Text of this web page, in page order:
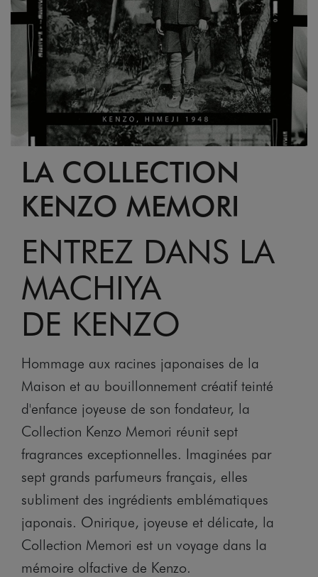
LA COLLECTION
KENZO MEMORI
ENTREZ DANS LA
MACHIYA
DE KENZO
Hommage aux racines japonaises de la
Maison et au bouillonnement créatif teinté
d'enfance joyeuse de son fondateur, la
Collection Kenzo Memori réunit sept
fragrances exceptionnelles. Imaginées par
sept grands parfumeurs français, elles
subliment des ingrédients emblématiques
japonais. Onirique, joyeuse et délicate, la
Collection Memori est un voyage dans la
mémoire olfactive de Kenzo.